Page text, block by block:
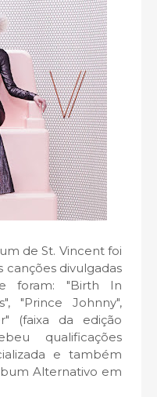
de St. Vincent foi
canções divulgadas
foram: "Birth In
"Prince Johnny",
(faixa da edição
qualificações
e também
Alternativo em